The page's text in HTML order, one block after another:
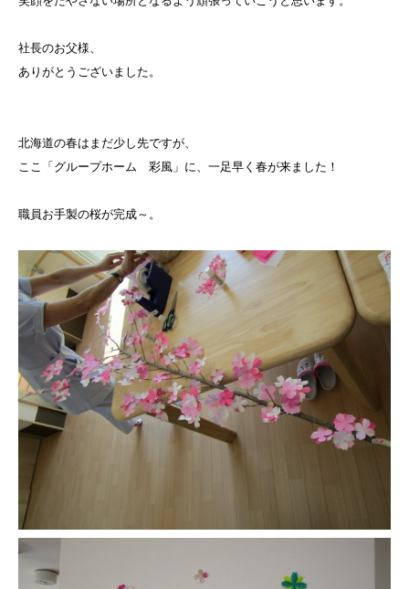
社長のお父様、
ありがとうございました。
北海道の春はまだ少し先ですが、
ここ「グループホーム 彩風」に、一足早く春が来ました！
職員お手製の桜が完成～。